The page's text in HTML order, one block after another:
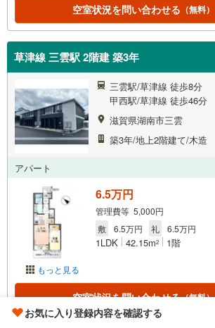
空室状況を問い合わせる （無料）
草津線 三雲駅 2階建 築3年
三雲駅/草津線 徒歩8分
甲西駅/草津線 徒歩46分
滋賀県湖南市三雲
築3年/地上2階建て/木造
アパート
もっと見る
6.5万円
管理費等 5,000円
敷
6.5万円 礼 6.5万円
1LDK 42.15m2 1階
空室状況を問い合わせる（無料）
お気に入り登録内容を確認する